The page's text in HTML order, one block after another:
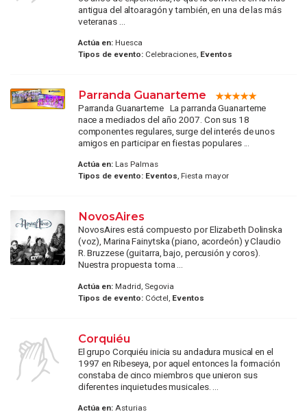
antigua del altoaragón y también, en una de las más
veteranas ...
Actúa en:Huesca
Tipos de evento:Celebraciones, Eventos
Parranda Guanarteme
Parranda Guanarteme La parranda Guanarteme
nace a mediados del año 2007. Con sus 18
componentes regulares, surge del interés de unos
amigos en participar en fiestas populares ...
Actúa en:Las Palmas
Tipos de evento: Eventos, Fiesta mayor
NovosAires
NovosAires está compuesto por Elizabeth Dolinska
(voz), Marina Fainytska (piano, acordeón) y Claudio
R. Bruzzese (guitarra, bajo, percusión y coros).
Nuestra propuesta toma ...
Actúa en:Madrid, Segovia
Tipos de evento:Cóctel, Eventos
Corquiéu
El grupo Corquiéu inicia su andadura musical en el
1997 en Ribeseya, por aquel entonces la formación
constaba de cinco miembros que unieron sus
diferentes inquietudes musicales. ...
Actúa en:Asturias